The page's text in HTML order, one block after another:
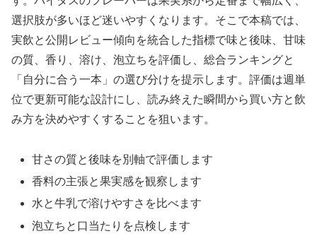
選択肢が多いほど迷いやすくなります。そこで本稿では、
実飲と公開レビュー傾向を統合した指標で味と後味、甘味
の質、香り、溶け、泡立ちを評価し、総合ランキングと
「自分に合う一本」の選び分けを提示します。評価は週単
位で更新可能な設計にし、読み終えた瞬間から買い方と飲
み方を決めやすくすることを狙います。
甘さの質と後味を別軸で評価します
香料の主張と果実感を観察します
水と牛乳で溶けやすさを比べます
泡立ちと口当たりを点検します